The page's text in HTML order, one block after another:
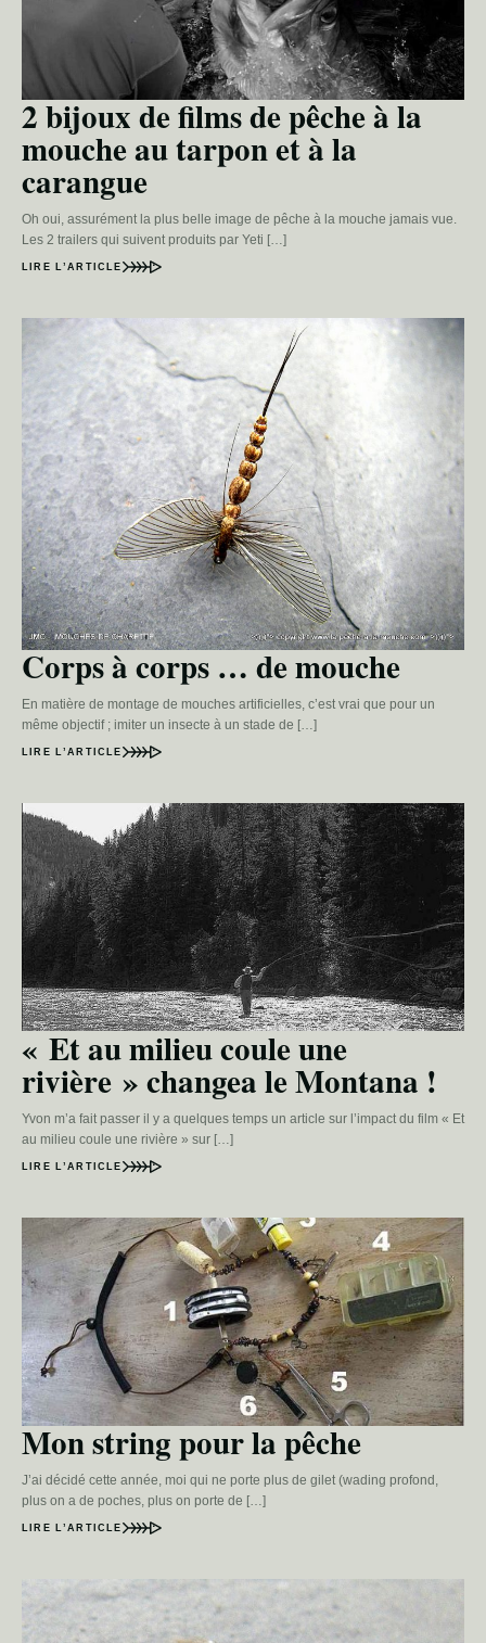
2 bijoux de films de pêche à la
mouche au tarpon et à la
carangue
Oh oui, assurément la plus belle image de pêche à la mouche jamais vue.
Les 2 trailers qui suivent produits par Yeti […]
LIRE L’ARTICLE
Corps à corps … de mouche
En matière de montage de mouches artificielles, c’est vrai que pour un
même objectif ; imiter un insecte à un stade de […]
LIRE L’ARTICLE
« Et au milieu coule une
rivière » changea le Montana !
Yvon m’a fait passer il y a quelques temps un article sur l’impact du film « Et
au milieu coule une rivière » sur […]
LIRE L’ARTICLE
Mon string pour la pêche
J’ai décidé cette année, moi qui ne porte plus de gilet (wading profond,
plus on a de poches, plus on porte de […]
LIRE L’ARTICLE